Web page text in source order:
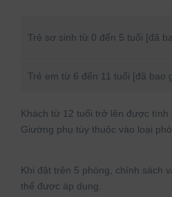
Trẻ sơ sinh từ 0 đến 5 tuổi [đã
Trẻ em từ 6 đến 11 tuổi [đã bao
Khách từ 12 tuổi trở lên được
Giường phụ tùy thuộc vào loại
Khi đặt trên 5 phòng, chính sách
thể được áp dụng.